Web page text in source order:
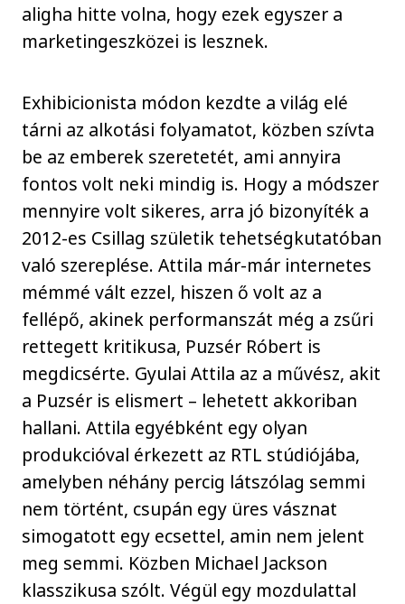
aligha hitte volna, hogy ezek egyszer a
marketingeszközei is lesznek.
Exhibicionista módon kezdte a világ elé
tárni az alkotási folyamatot, közben szívta
be az emberek szeretetét, ami annyira
fontos volt neki mindig is. Hogy a módszer
mennyire volt sikeres, arra jó bizonyíték a
2012-es Csillag születik tehetségkutatóban
való szereplése. Attila már-már internetes
mémmé vált ezzel, hiszen ő volt az a
fellépő, akinek performanszát még a zsűri
rettegett kritikusa, Puzsér Róbert is
megdicsérte. Gyulai Attila az a művész, akit
a Puzsér is elismert – lehetett akkoriban
hallani. Attila egyébként egy olyan
produkcióval érkezett az RTL stúdiójába,
amelyben néhány percig látszólag semmi
nem történt, csupán egy üres vásznat
simogatott egy ecsettel, amin nem jelent
meg semmi. Közben Michael Jackson
klasszikusa szólt. Végül egy mozdulattal